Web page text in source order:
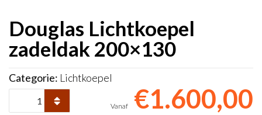
Douglas Lichtkoepel
zadeldak 200×130
Categorie: Lichtkoepel
€1.600,00
Douglas